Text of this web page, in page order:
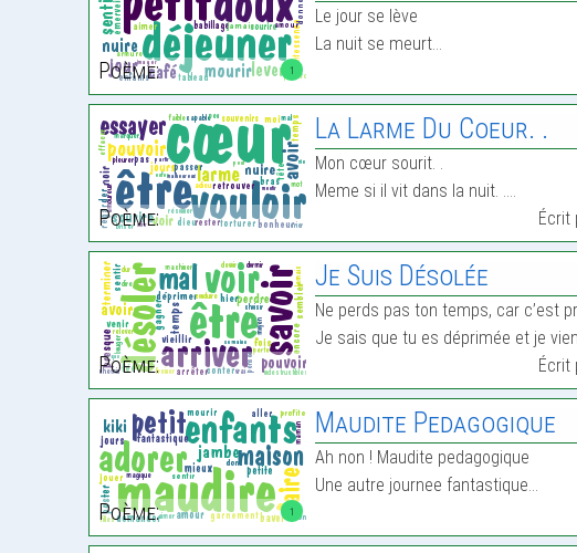
1
Poème:
Le jour se lève
La nuit se meurt…
Poème:
La Larme Du Coeur. .
Mon cœur sourit. .
Meme si il vit dans la nuit. .…
Écrit
Poème:
Je Suis Désolée
Ne perds pas ton temps, car c’est
Je sais que tu es déprimée et je
Écrit
1
Poème:
Maudite Pedagogique
Ah non ! Maudite pedagogique
Une autre journee fantastique…